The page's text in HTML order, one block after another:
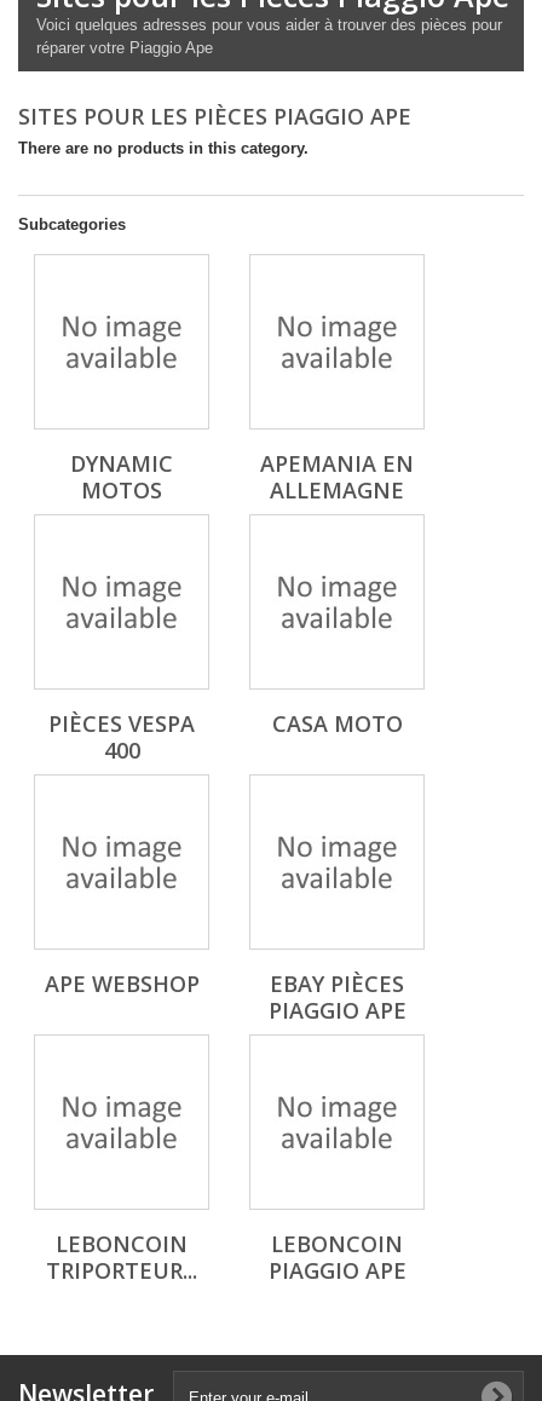
Voici quelques adresses pour vous aider à trouver des pièces pour
réparer votre Piaggio Ape
SITES POUR LES PIÈCES PIAGGIO APE
There are no products in this category.
Subcategories
DYNAMIC
MOTOS
APEMANIA EN
ALLEMAGNE
PIÈCES VESPA
400
CASA MOTO
APE WEBSHOP
EBAY PIÈCES
PIAGGIO APE
LEBONCOIN
TRIPORTEUR...
LEBONCOIN
PIAGGIO APE
Newsletter